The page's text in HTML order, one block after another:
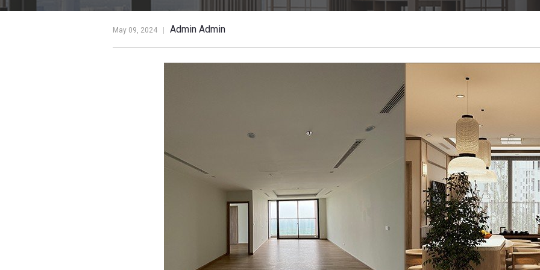
May 09, 2024 Admin Admin